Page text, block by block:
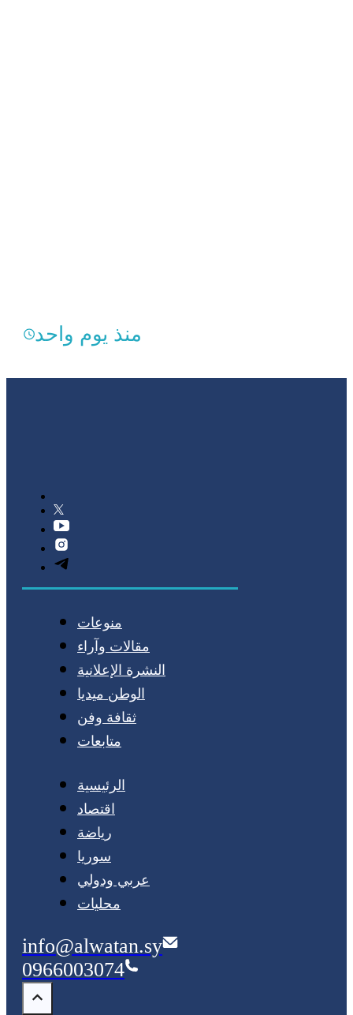
منذ يوم واحد
منوعات
مقالات وآراء
النشرة الإعلانية
الوطن ميديا
ثقافة وفن
متابعات
الرئيسية
اقتصاد
رياضة
سوريا
عربي ودولي
محليات
info@alwatan.sy
0966003074